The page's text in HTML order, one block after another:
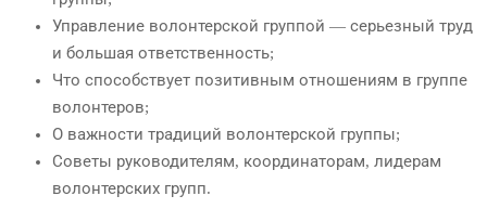
Управление волонтерской группой — серьезный труд
и большая ответственность;
Что способствует позитивным отношениям в группе
волонтеров;
О важности традиций волонтерской группы;
Советы руководителям, координаторам, лидерам
волонтерских групп.